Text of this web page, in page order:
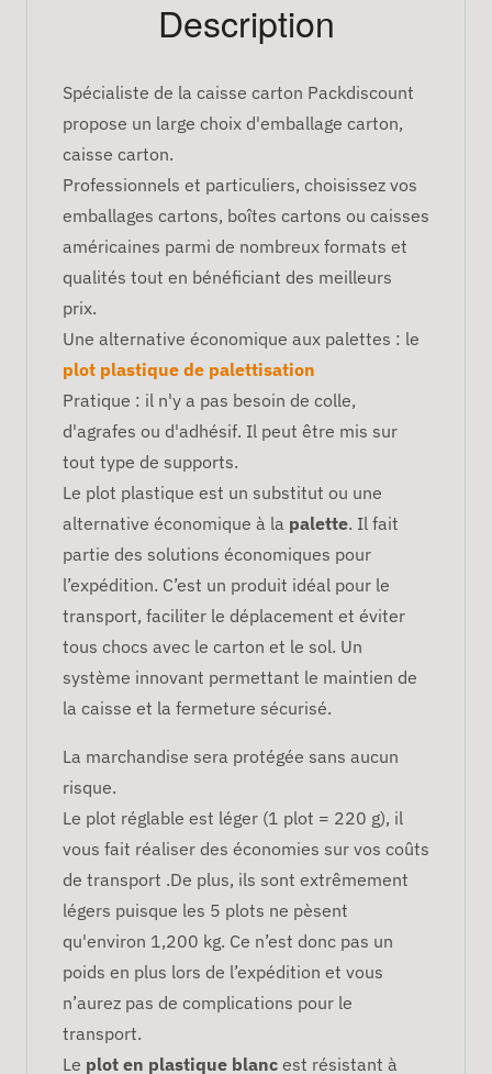
Description
Spécialiste de la caisse carton Packdiscount
propose un large choix d'emballage carton,
caisse carton.
Professionnels et particuliers, choisissez vos
emballages cartons, boîtes cartons ou caisses
américaines parmi de nombreux formats et
qualités tout en bénéficiant des meilleurs
prix.
Une alternative économique aux palettes : le
plot plastique de palettisation
Pratique : il n'y a pas besoin de colle,
d'agrafes ou d'adhésif. Il peut être mis sur
tout type de supports.
Le plot plastique est un substitut ou une
alternative économique à la palette. Il fait
partie des solutions économiques pour
l’expédition. C’est un produit idéal pour le
transport, faciliter le déplacement et éviter
tous chocs avec le carton et le sol. Un
système innovant permettant le maintien de
la caisse et la fermeture sécurisé.
La marchandise sera protégée sans aucun
risque.
Le plot réglable est léger (1 plot = 220 g), il
vous fait réaliser des économies sur vos coûts
de transport .De plus, ils sont extrêmement
légers puisque les 5 plots ne pèsent
qu'environ 1,200 kg. Ce n’est donc pas un
poids en plus lors de l’expédition et vous
n’aurez pas de complications pour le
transport.
Le plot en plastique blanc est résistant à